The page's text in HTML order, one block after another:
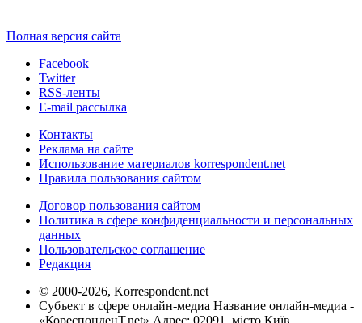
Полная версия сайта
Facebook
Twitter
RSS-ленты
E-mail рассылка
Контакты
Реклама на сайте
Использование материалов korrespondent.net
Правила пользования сайтом
Договор пользования сайтом
Политика в сфере конфиденциальности и персональных
данных
Пользовательское соглашение
Редакция
© 2000-2026, Korrespondent.net
Субъект в сфере онлайн-медиа Название онлайн-медиа -
«КореспонденТ.net» Адрес: 02091, місто Київ,